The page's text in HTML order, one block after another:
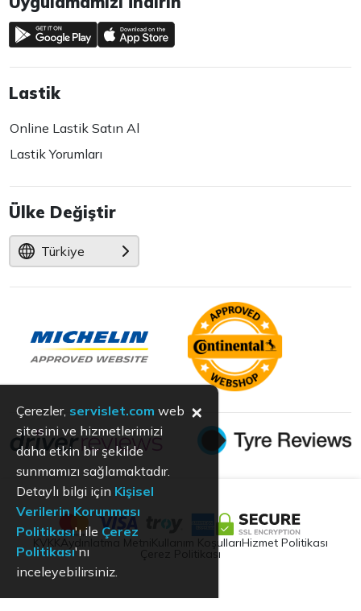
Lastik
Online Lastik Satın Al
Lastik Yorumları
Ülke Değiştir
Türkiye
Aydınlatma Metni Kullanım KoşullarıHizmet Politikası
Çerez Politikası
Çerezler, servislet.com web
sitesini ve hizmetlerimizi
daha etkin bir şekilde
sunmamızı sağlamaktadır.
Detaylı bilgi için Kişisel
Verilerin Korunması
Politikası'ı ile Çerez
Politikası'nı
inceleyebilirsiniz.
×